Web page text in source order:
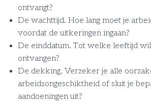
ontvangt?
De wachttijd. Hoe lang moet je
voordat de uitkeringen ingaan?
De einddatum. Tot welke leeftijd
ontvangen?
De dekking. Verzeker je alle
arbeidsongeschiktheid of sluit je
aandoeningen uit?